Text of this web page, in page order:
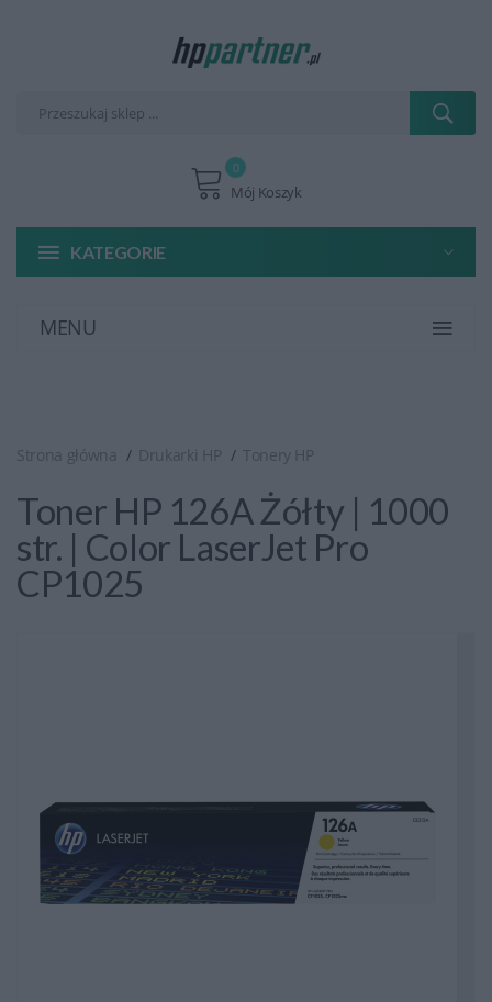
Mój Koszyk
0
KATEGORIE
MENU
Strona główna Drukarki HP Tonery HP
Toner HP 126A Żółty | 1000
str. | Color LaserJet Pro
CP1025